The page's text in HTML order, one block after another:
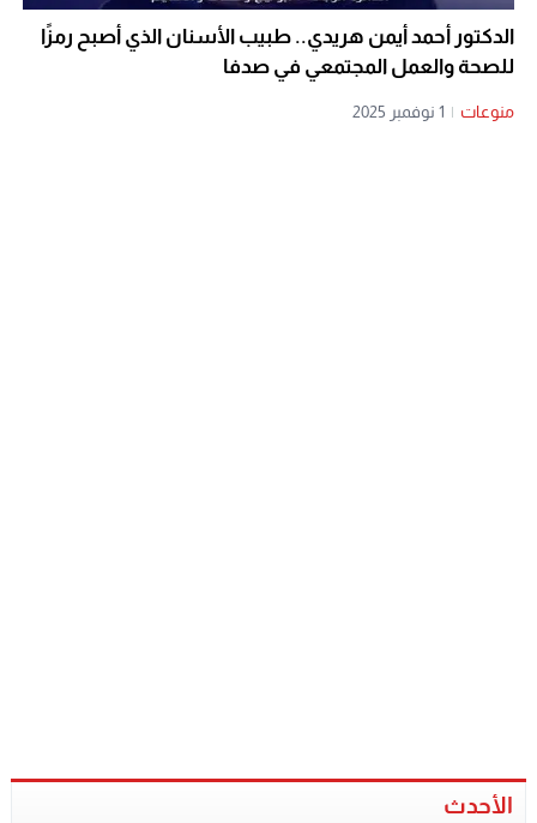
الدكتور أحمد أيمن هريدي.. طبيب الأسنان الذي أصبح رمزًا
للصحة والعمل المجتمعي في صدفا
منوعات | 1 نوفمبر 2025
الأحدث